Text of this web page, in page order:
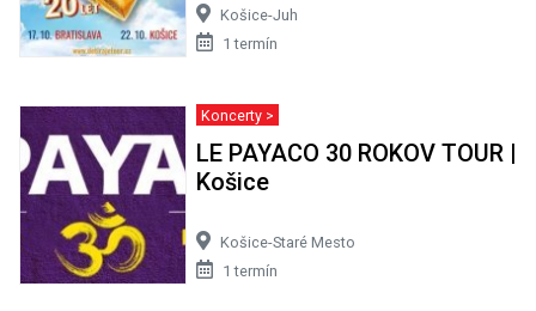
Košice-Juh
1 termín
Koncerty >
LE PAYACO 30 ROKOV TOUR |
Košice
Košice-Staré Mesto
1 termín